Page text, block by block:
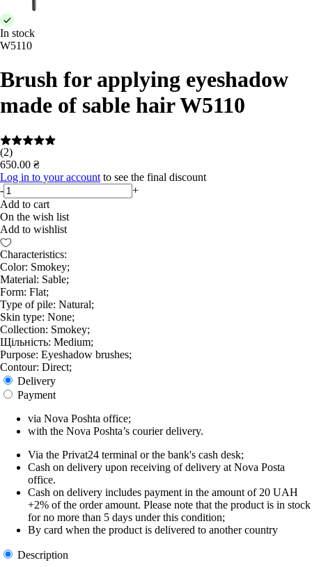
In stock
W5110
Brush for applying eyeshadow
made of sable hair W5110
(2)
650.00 ₴
Log in to your account to see the final discount
-
+
Add to cart
On the wish list
Add to wishlist
Characteristics:
Color: Smokey;
Material: Sable;
Form: Flat;
Type of pile: Natural;
Skin type: None;
Collection: Smokey;
Щільність: Medium;
Purpose: Eyeshadow brushes;
Contour: Direct;
Delivery
Payment
via Nova Poshta office;
with the Nova Poshta’s courier delivery.
Via the Privat24 terminal or the bank's cash desk;
Cash on delivery upon receiving of delivery at Nova Posta
office.
Cash on delivery includes payment in the amount of 20 UAH
+2% of the order amount. Please note that the product is in stock
for no more than 5 days under this condition;
By card when the product is delivered to another country
Description